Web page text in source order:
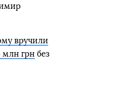
вручили
млн грн без